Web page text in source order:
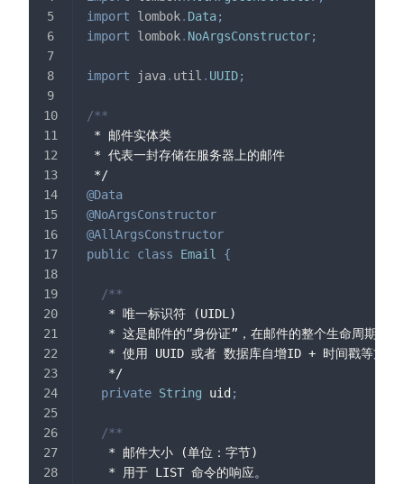
import
lombok. Data;
import
lombok. NoArgsConstructor;
import java. util . UUID;
/**
* 邮件实体类
* 代表一封存储在服务器上的邮件
*/
@Data
@NoArgsConstructor
@AllArgsConstructor
public class Email {
/**
   * 唯一标识符 (UIDL)
* 这是邮件的“身份证”，在邮件的整个生命周期中
* 使用 UUID 或者 数据库自增ID + 时间戳等方式
   */
private String uid ;
/**
   * 邮件大小 (单位：字节)
   * 用于 LIST 命令的响应。